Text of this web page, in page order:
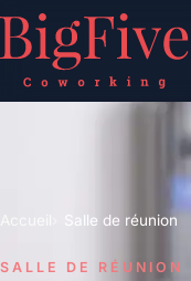
Salle de réunion
SALLE DE RÉUNION